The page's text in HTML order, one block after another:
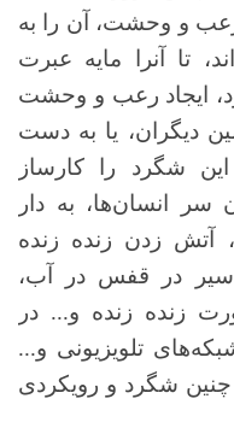
رعب و وحشت، آن را به
تا آنرا مایه عبرت
ایجاد رعب و وحشت
دیگران، یا به دست
شگرد را کارساز
سر انسان‌ها، به دار
آتش زدن زنده زنده
در قفس در آب،
زنده زنده و... در
تلویزیونی و...
شگرد و رویکردی